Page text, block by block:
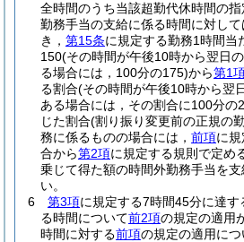
全時間のうち当該超勤代休時間の
勤務手当の支給に係る時間に対し
き， 第15条に規定する勤務1時間当
150(その時間が午後10時から翌日
る場合には，100分の175)から第1
る割合(その時間が午後10時から翌
ある場合には，その割合に100分の
じた割合(割り振り変更前の正規の
務に係るものの場合には， 前項に
合から第2項に規定する規則で定め
乗じて得た額の時間外勤務手当を
い。
6
第3項に規定する7時間45分に達
る時間について前2項の規定の適用
時間に対する前項の規定の適用につ